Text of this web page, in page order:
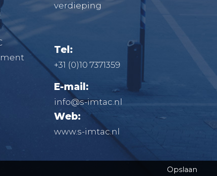
verdieping
Tel:
+31 (0)10 7371359
E-mail:
info@s-imtac.nl
Web:
www.s-imtac.nl